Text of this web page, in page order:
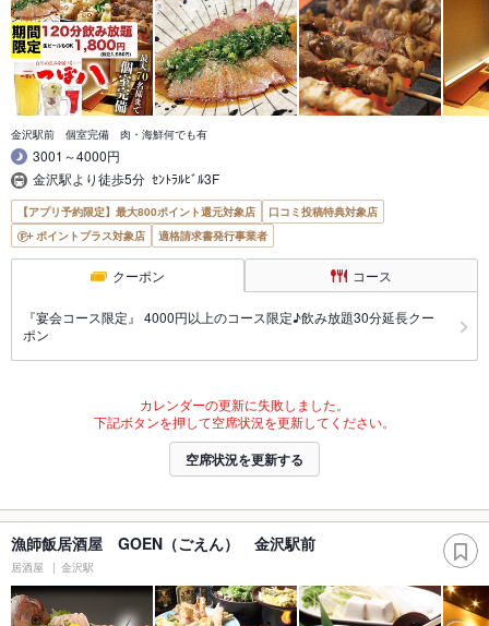
金沢駅前 個室完備 肉・海鮮何でも有
3001～4000円
金沢駅より徒歩5分 ｾﾝﾄﾗﾙﾋﾞﾙ3F
【アプリ予約限定】最大800ポイント還元対象店
口コミ投稿特典対象店
ポイントプラス対象店
適格請求書発行事業者
クーポン コース
『宴会コース限定』 4000円以上のコース限定♪飲み放題30分延長クー
ポン
カレンダーの更新に失敗しました。
下記ボタンを押して空席状況を更新してください。
空席状況を更新する
漁師飯居酒屋 GOEN（ごえん） 金沢駅前
居酒屋 金沢駅